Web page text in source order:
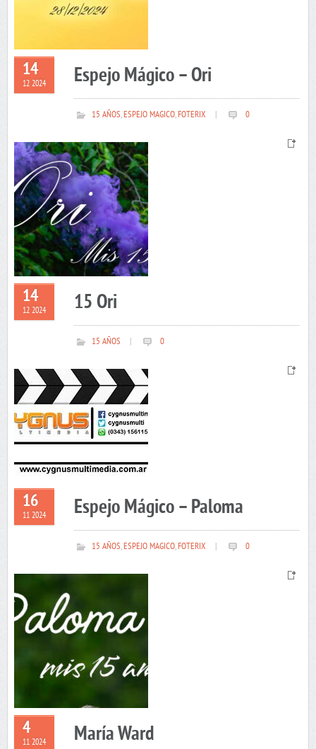
14
12 2024 Espejo Mágico – Ori
15 AÑOS,ESPEJO MAGICO,FOTERIX 0
14
12 2024 15 Ori
15 AÑOS 0
16
11 2024 Espejo Mágico – Paloma
15 AÑOS,ESPEJO MAGICO,FOTERIX 0
4
11 2024 María Ward